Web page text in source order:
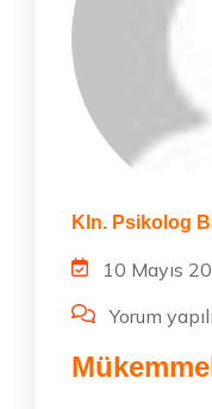
Kln. Psikolog
10 Mayıs
Yorum